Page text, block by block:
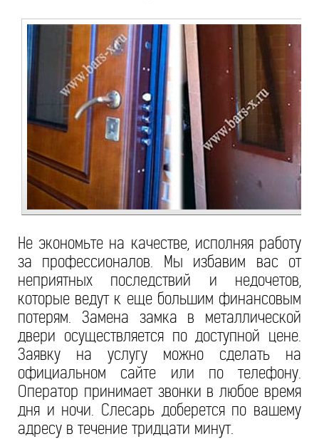
Не экономьте на качестве, исполняя работу
за профессионалов. Мы избавим вас от
неприятных последствий и недочетов,
которые ведут к еще большим финансовым
потерям. Замена замка в металлической
двери осуществляется по доступной цене.
Заявку на услугу можно сделать на
официальном сайте или по телефону.
Оператор принимает звонки в любое время
дня и ночи. Слесарь доберется по вашему
адресу в течение тридцати минут.